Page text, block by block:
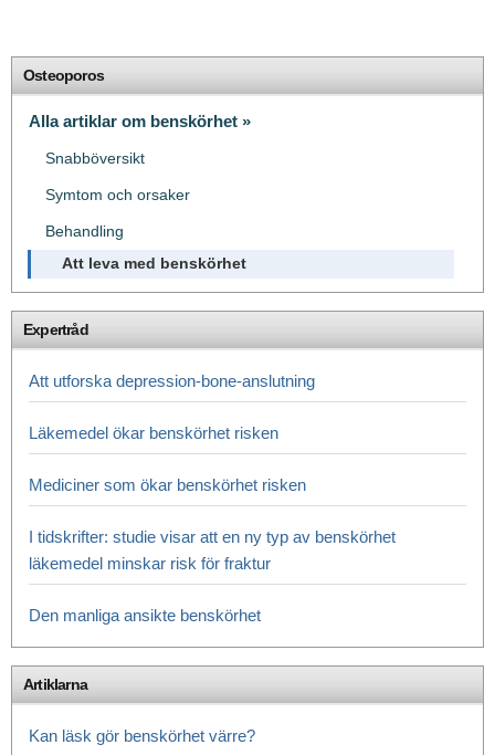
Osteoporos
Alla artiklar om benskörhet »
Snabböversikt
Symtom och orsaker
Behandling
Att leva med benskörhet
Expertråd
Att utforska depression-bone-anslutning
Läkemedel ökar benskörhet risken
Mediciner som ökar benskörhet risken
I tidskrifter: studie visar att en ny typ av benskörhet
läkemedel minskar risk för fraktur
Den manliga ansikte benskörhet
Artiklarna
Kan läsk gör benskörhet värre?